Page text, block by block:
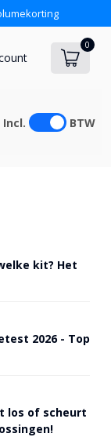
0
Incl. BTW
kit? Het
2026 - Top
los of scheurt